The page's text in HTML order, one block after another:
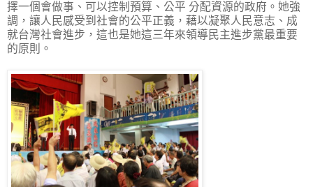
擇一個會做事、可以控制預算、公平 分配資源的政府。她強
調，讓人民感受到社會的公平正義，藉以凝聚人民意志、成
就台灣社會進步，這也是她這三年來領導民主進步黨最重要
的原則。